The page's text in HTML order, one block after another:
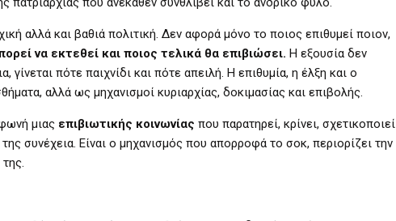
αλλά και βαθιά πολιτική. Δεν αφορά μόνο το ποιος επιθυμεί ποιον,
να εκτεθεί και ποιος τελικά θα επιβιώσει. Η εξουσία δεν
γίνεται πότε παιχνίδι και πότε απειλή. Η επιθυμία, η έλξη και ο
αλλά ως μηχανισμοί κυριαρχίας, δοκιμασίας και επιβολής.
μιας επιβιωτικής κοινωνίας που παρατηρεί, κρίνει, σχετικοποιεί
συνέχεια. Είναι ο μηχανισμός που απορροφά το σοκ, περιορίζει την